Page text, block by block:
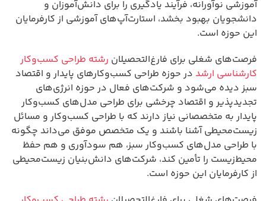
آموزشی نوآورانه، فرآیند یادگیری را برای دانش‌آموزان و
دانشجویان بهبود بخشد، استارت‌آپ‌های آموزشی از کارفرمایان
این حوزه است.
فرصت‌های شغلی برای فارغ‌التحصیلان رشته طراحی کسب‌وکار
کارشناسی ارشد در حوزه طراحی کسب‌وکارهای پایدار و اقتصاد
سبز دیده می‌شود و شرکت‌های فعال در حوزه انرژی‌های
تجدیدپذیر و اقتصاد چرخشی برای طراحی مدل‌های کسب‌وکار
پایدار به متخصصانی نیاز دارند که با طراحی کسب‌وکار و مسائل
زیست‌محیطی آشنا باشند و یک متخصص موفق می‌داند چگونه
با طراحی مدل‌های کسب‌وکار سبز، هم سودآوری و هم حفظ
محیط‌زیست را تأمین کند، شرکت‌های دانش‌بنیان زیست‌محیطی
از کارفرمایان این حوزه است.